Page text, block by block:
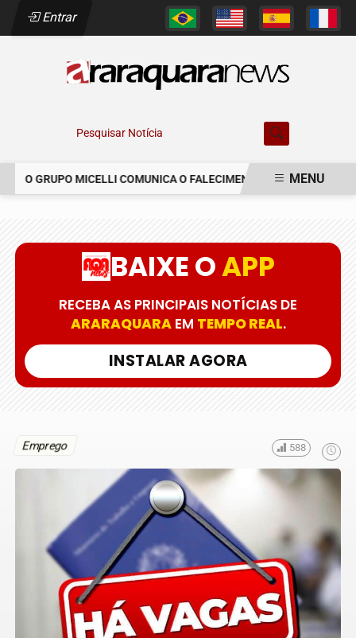
Entrar
Pesquisar Notícia
O GRUPO MICELLI COMUNICA O FALECIMENTO DO SR. MARCELO
MENU
BAIXE OAPP
RECEBA AS PRINCIPAIS NOTÍCIAS DE
ARARAQUARAEM TEMPO REAL.
INSTALAR AGORA
Emprego 588